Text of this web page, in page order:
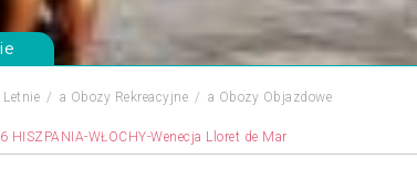
a Obozy Rekreacyjne a Obozy Objazdowe
HISZPANIA-WŁOCHY-Wenecja Lloret de Mar